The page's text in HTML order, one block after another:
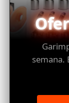
semana.